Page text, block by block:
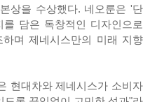
상을 수상했다. 네오룬은 '단
담은 독창적인 디자인으로
며 제네시스만의 미래 지향
현대차와 제네시스가 소비자